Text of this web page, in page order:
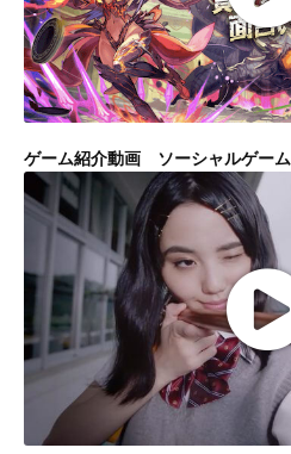
ゲーム紹介動画 ソーシャルゲーム